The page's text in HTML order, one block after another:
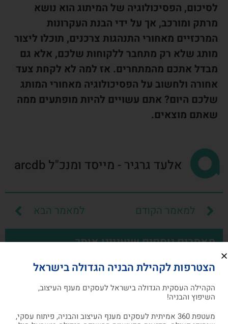
לסיכום, הפסיכולוגיה של המיתוג הוא נושא
מרתק ומורכב, אך על ידי הבנת העקרונות
המרכזיים מאחורי התנהגות צרכנים, תוכלו ליצור
מותג שלא רק מתחבר ללקוחות שלכם, אלא גם
מבדל אתכם מהמתחרים. אז למה לא לקחת צעד
אחורה ולחשוב על הפסיכולוגיה מאחורי המותג
שלכם היום? אתם עשויים להיות מופתעים ממה
שאתם מוצאים.
אלעד גרגיר - מייסד ומנכ"ל arcdb
למאמר הקודם למאמר הבא
מאמרים נוספים שיעניינו אותך
הצטרפות לקהילת הבניה הגדולה בישראל
הקהילה העסקית הגדולה בישראל לעסקים מענף העיצוב,
השיפוץ והבניה!
מעטפת 360 אמיתית לעסקים מענף העיצוב והבניה, פיתוח עסקי,